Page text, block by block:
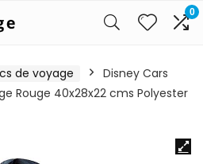
0
de voyage
Disney Cars
Rouge 40x28x22 cms Polyester